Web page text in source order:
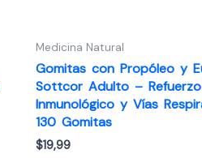
Medicina Natural
Gomitas con Propóleo y
Sottcor Adulto – Refuerzo
Inmunológico y Vías
130 Gomitas
$19,99